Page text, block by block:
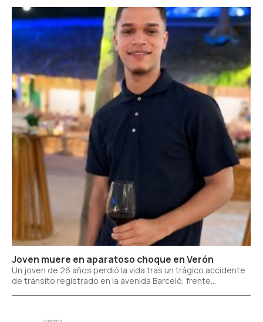
Joven muere en aparatoso choque en Verón
Un joven de 26 años perdió la vida tras un trágico accidente
de tránsito registrado en la avenida Barceló, frente...